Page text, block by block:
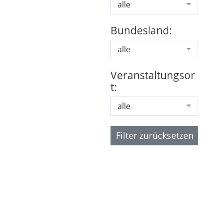
alle
Bundesland:
alle
Veranstaltungsor
t:
alle
Filter zurücksetzen